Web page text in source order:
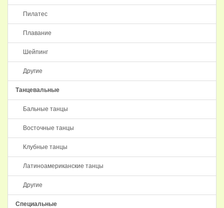
Пилатес
Плавание
Шейпинг
Другие
Танцевальные
Бальные танцы
Восточные танцы
Клубные танцы
Латиноамериканские танцы
Другие
Специальные